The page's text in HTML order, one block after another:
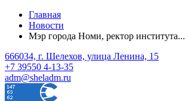
Главная
Новости
Мэр города Номи, ректор института...
666034, г. Шелехов, улица Ленина, 15
+7 39550 4-13-35
adm@sheladm.ru